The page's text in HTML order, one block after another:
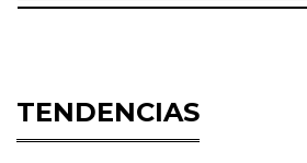
TENDENCIAS